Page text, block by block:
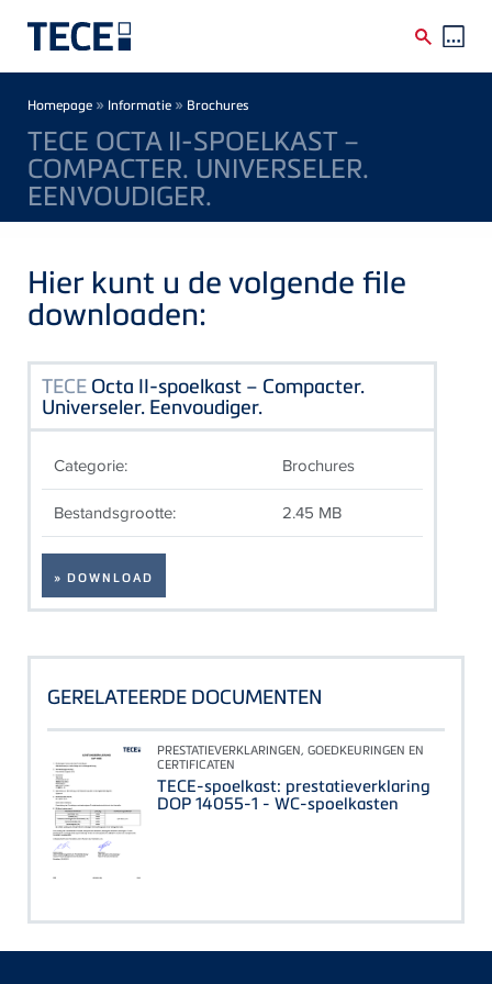
Breadcrumb
Homepage » Informatie » Brochures
TECE OCTA II-SPOELKAST –
COMPACTER. UNIVERSELER.
EENVOUDIGER.
Hier kunt u de volgende file
downloaden:
TECE Octa II-spoelkast – Compacter.
Universeler. Eenvoudiger.
Categorie: Brochures
Bestandsgrootte: 2.45 MB
» DOWNLOAD
GERELATEERDE DOCUMENTEN
PRESTATIEVERKLARINGEN, GOEDKEURINGEN EN
CERTIFICATEN
TECE-spoelkast: prestatieverklaring
DOP 14055-1 - WC-spoelkasten